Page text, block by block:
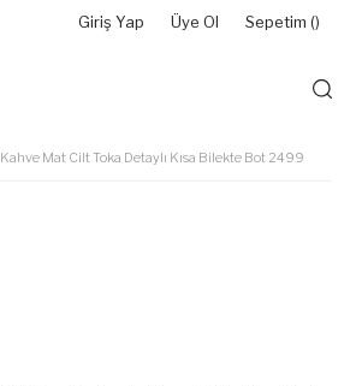
Giriş Yap Üye Ol Sepetim ()
Kahve Mat Cilt Toka Detaylı Kısa Bilekte Bot 2499